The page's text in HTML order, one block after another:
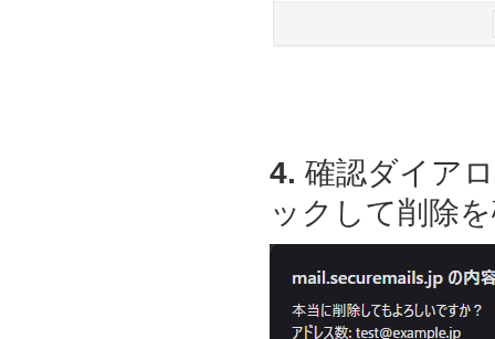
4. 確認ダイア
ックして削除